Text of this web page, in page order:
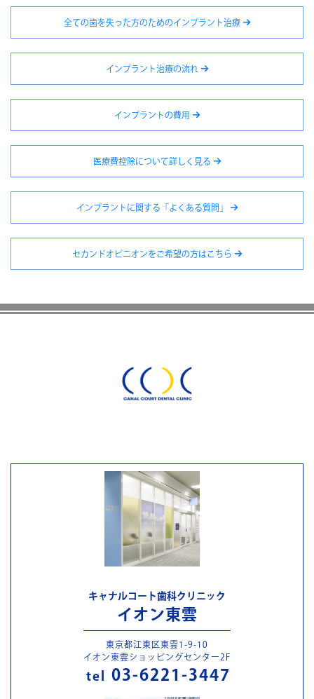
全ての歯を失った方のためのインプラント治療
インプラント治療の流れ
インプラントの費用
医療費控除について詳しく見る
インプラントに関する「よくある質問」
セカンドオピニオンをご希望の方はこちら
キャナルコート歯科クリニック
イオン東雲
東京都江東区東雲1-9-10
イオン東雲ショッピングセンター2F
tel 03-6221-3447